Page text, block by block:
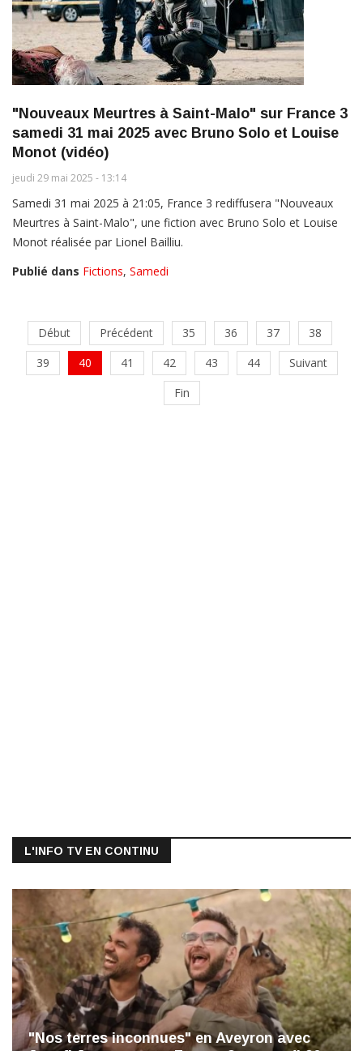
"Nouveaux Meurtres à Saint-Malo" sur France 3
samedi 31 mai 2025 avec Bruno Solo et Louise
Monot (vidéo)
jeudi 29 mai 2025 - 13:14
Samedi 31 mai 2025 à 21:05, France 3 rediffusera "Nouveaux
Meurtres à Saint-Malo", une fiction avec Bruno Solo et Louise
Monot réalisée par Lionel Bailliu.
Publié dans Fictions, Samedi
Début Précédent 35 36 37
38
39
40 41 42 43 44
Suivant
Fin
L'INFO TV EN CONTINU
"Nos terres inconnues" en Aveyron avec